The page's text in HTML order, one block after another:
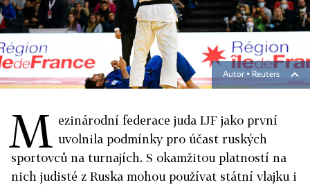
Autor ▪ Reuters
M ezinárodní federace juda IJF jako první
uvolnila podmínky pro účast ruských
sportovců na turnajích. S okamžitou platností na
nich judisté z Ruska mohou používat státní vlajku i